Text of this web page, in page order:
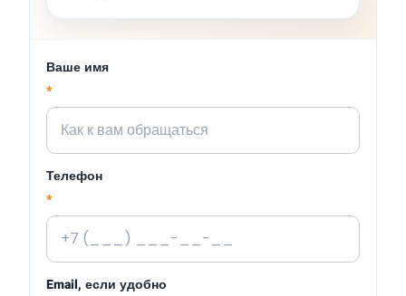
Ваше имя
*
Телефон
*
Email, если удобно